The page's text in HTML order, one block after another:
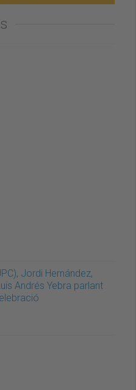
Jordi Hernández,
Andrés Yebra parlant